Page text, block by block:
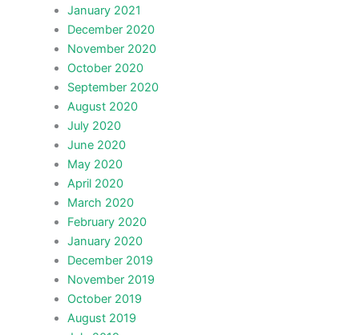
January 2021
December 2020
November 2020
October 2020
September 2020
August 2020
July 2020
June 2020
May 2020
April 2020
March 2020
February 2020
January 2020
December 2019
November 2019
October 2019
August 2019